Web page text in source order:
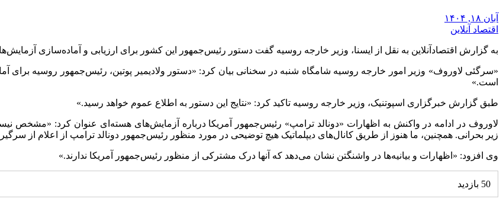
آبان ۱۸, ۱۴۰۴
اقتصاد آنلاین
به گزارش اقتصادآنلاین به نقل از ایسنا، وزیر خارجه روسیه گفت دستور رئیس‌جمهور این کشور برای ارزیابی و آماده‌سازی
«سرگئی لاوروف» وزیر امور خارجه روسیه شامگاه شنبه در سخنانی بیان کرد: «دستور ولادیمیر پوتین، رئیس‌جمهور روسیه برای
است.»
طبق گزارش خبرگزاری اسپوتنیک، وزیر خارجه روسیه تاکید کرد: «نتایج این دستور به اطلاع عموم خواهد رسید.»
لاوروف در ادامه در واکنش به اظهارات «دونالد ترامپ» رئیس‌جمهور آمریکا درباره آزمایش‌های هسته‌ای عنوان کرد: «مشخص
زیر بحرانی. همچنین، ما هنوز از طریق کانال‌های دیپلماتیک هیچ توضیحی در مورد منظور رئیس‌جمهور دونالد ترامپ از اعلام از
وی افزود: «اظهارات و بیانیه‌ها در واشنگتن نشان می‌دهد که آنها درک مشترکی از منظور رئیس‌جمهور آمریکا ندارند.»
50 بازدید